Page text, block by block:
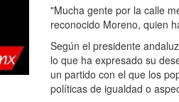
"Mucha gente por la calle
reconocido Moreno, quien
Según el presidente
lo que ha expresado su
un partido con el que los
políticas de igualdad o